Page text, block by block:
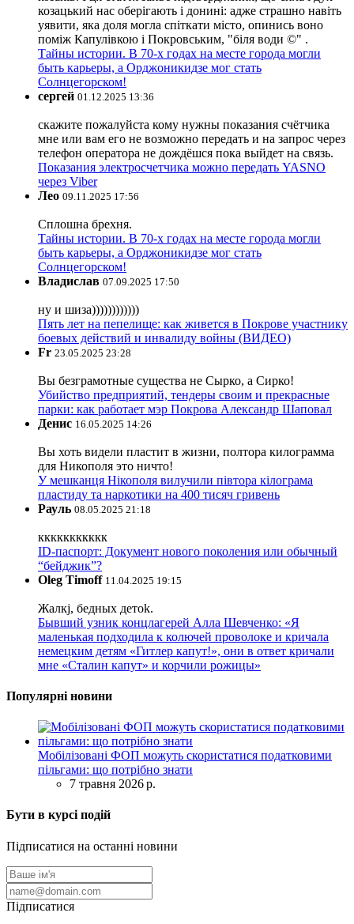
козацький нас оберігають і донині: адже страшно навіть
уявити, яка доля могла спіткати місто, опинись воно
поміж Капулівкою і Покровським, "біля води ©" .
Тайны истории. В 70-х годах на месте города могли
быть карьеры, а Орджоникидзе мог стать
Солнцегорском!
сергей 01.12.2025 13:36
скажите пожалуйста кому нужны показания счётчика
мне или вам его не возможно передать и на запрос через
телефон оператора не дождёшся пока выйдет на связь.
Показания электросчетчика можно передать YASNO
через Viber
Лео 09.11.2025 17:56
Сплошна брехня.
Тайны истории. В 70-х годах на месте города могли
быть карьеры, а Орджоникидзе мог стать
Солнцегорском!
Владислав 07.09.2025 17:50
ну и шиза))))))))))))
Пять лет на пепелище: как живется в Покрове участнику
боевых действий и инвалиду войны (ВИДЕО)
Fr 23.05.2025 23:28
Вы безграмотные существа не Сырко, а Сирко!
Убийство предприятий, тендеры своим и прекрасные
парки: как работает мэр Покрова Александр Шаповал
Денис 16.05.2025 14:26
Вы хоть видели пластит в жизни, полтора килограмма
для Никополя это ничто!
У мешканця Нікополя вилучили півтора кілограма
пластиду та наркотики на 400 тисяч гривень
Рауль 08.05.2025 21:18
ккккккккккк
ID-паспорт: Документ нового поколения или обычный
“бейджик”?
Oleg Timoff 11.04.2025 19:15
Жалкj, бедных детok.
Бывший узник концлагерей Алла Шевченко: «Я
маленькая подходила к колючей проволоке и кричала
немецким детям «Гитлер капут!», они в ответ кричали
мне «Сталин капут» и корчили рожицы»
Популярні новини
Мобілізовані ФОП можуть скористатися податковими
пільгами: що потрібно знати
7 травня 2026 р.
Бути в курсі подій
Підписатися на останні новини
Підписатися